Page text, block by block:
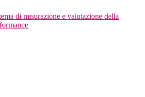
di misurazione e valutazione della